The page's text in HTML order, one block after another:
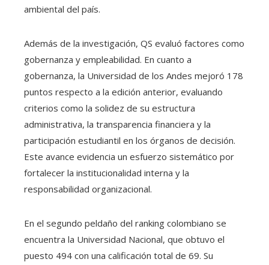
ambiental del país.
Además de la investigación, QS evaluó factores como
gobernanza y empleabilidad. En cuanto a
gobernanza, la Universidad de los Andes mejoró 178
puntos respecto a la edición anterior, evaluando
criterios como la solidez de su estructura
administrativa, la transparencia financiera y la
participación estudiantil en los órganos de decisión.
Este avance evidencia un esfuerzo sistemático por
fortalecer la institucionalidad interna y la
responsabilidad organizacional.
En el segundo peldaño del ranking colombiano se
encuentra la Universidad Nacional, que obtuvo el
puesto 494 con una calificación total de 69. Su